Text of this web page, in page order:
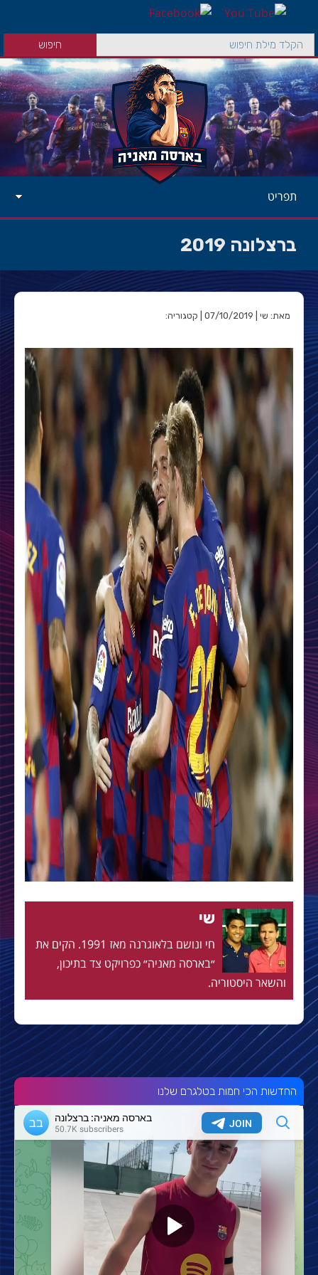
תפריט
ברצלונה 2019
מאת: שי | 07/10/2019 | קטגוריה:
שי
חי ונושם בלאוגרנה מאז 1991. הקים את
״בארסה מאניה״ כפרויקט צד בתיכון,
והשאר היסטוריה.
החדשות הכי חמות בטלגרם שלנו